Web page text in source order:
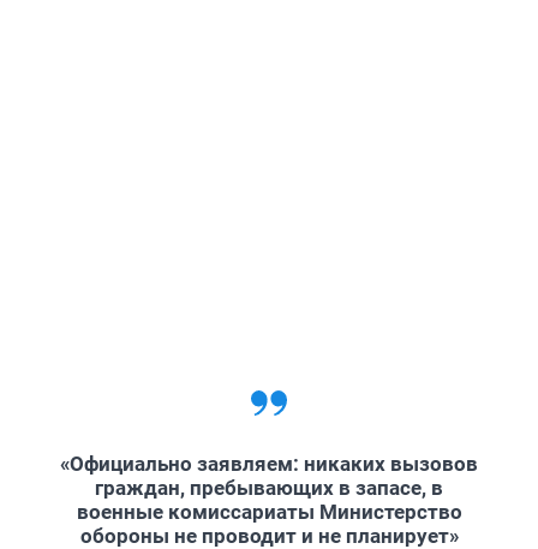
«Официально заявляем: никаких вызовов
граждан, пребывающих в запасе, в
военные комиссариаты Министерство
обороны не проводит и не планирует»